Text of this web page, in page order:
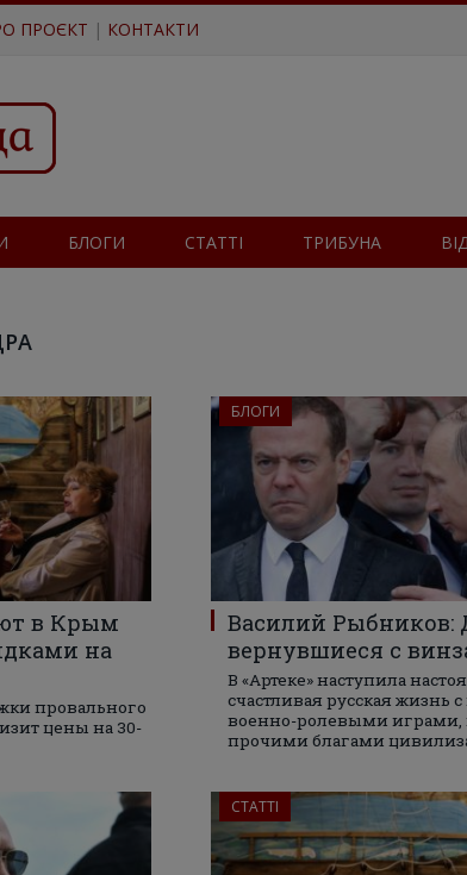
ПРОЄКТ | КОНТАКТИ
БЛОГИ СТАТТІ ТРИБУНА
в Крым
на
провального
цены на 30-
БЛОГИ
Василий Рыбников:
вернувшиеся с
В «Артеке» наступила
счастливая русская жизнь
военно-ролевыми
прочими благами
СТАТТІ